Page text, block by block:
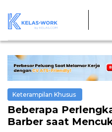
Keterampilan Khusus
Beberapa
Barber saat